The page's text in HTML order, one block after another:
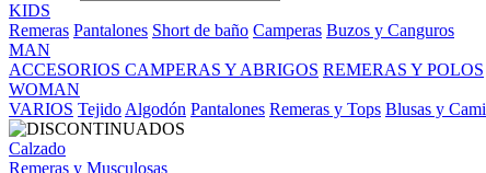
KIDS
Remeras Pantalones Short de baño Camperas Buzos y Canguros
MAN
ACCESORIOS CAMPERAS Y ABRIGOS REMERAS Y POLOS
WOMAN
VARIOS Tejido Algodón Pantalones Remeras y Tops Blusas y
Calzado
Remeras y Musculosas